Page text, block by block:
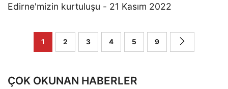
Edirne'mizin kurtuluşu - 21 Kasım 2022
1 2 3 4 5 9
ÇOK OKUNAN HABERLER